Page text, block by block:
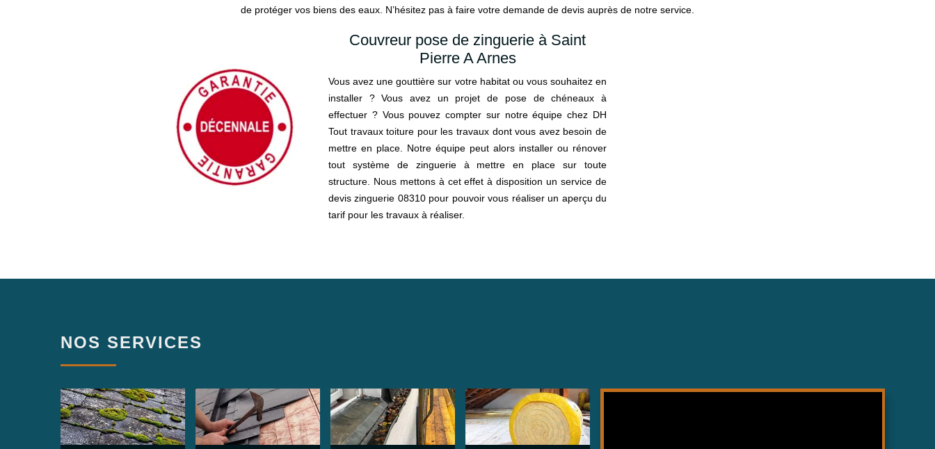
de protéger vos biens des eaux. N’hésitez pas à faire votre demande de devis auprès de notre service.
Couvreur pose de zinguerie à Saint
Pierre A Arnes
Vous avez une gouttière sur votre habitat ou vous souhaitez en
installer ? Vous avez un projet de pose de chéneaux à
effectuer ? Vous pouvez compter sur notre équipe chez DH
Tout travaux toiture pour les travaux dont vous avez besoin de
mettre en place. Notre équipe peut alors installer ou rénover
tout système de zinguerie à mettre en place sur toute
structure. Nous mettons à cet effet à disposition un service de
devis zinguerie 08310 pour pouvoir vous réaliser un aperçu du
tarif pour les travaux à réaliser.
NOS SERVICES